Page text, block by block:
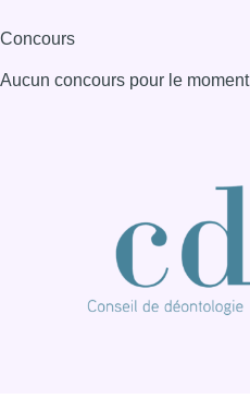
Concours
Aucun concours pour le moment